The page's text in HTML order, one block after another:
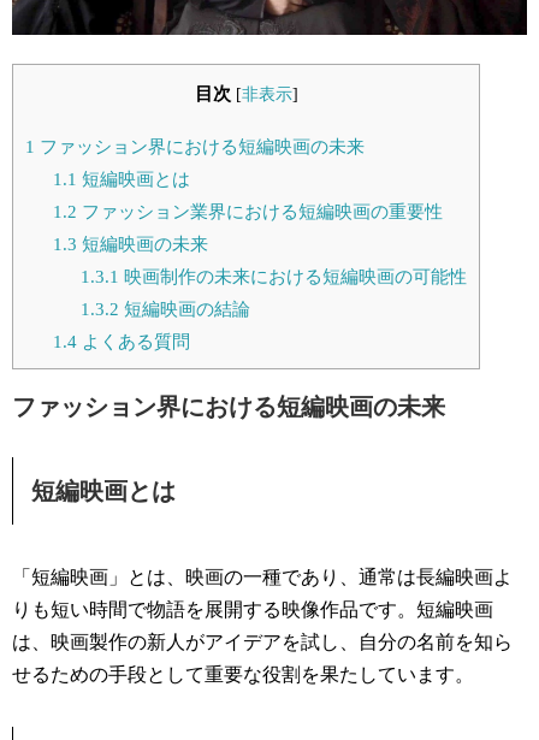
目次 [非表示]
1 ファッション界における短編映画の未来
1.1 短編映画とは
1.2 ファッション業界における短編映画の重要性
1.3 短編映画の未来
1.3.1 映画制作の未来における短編映画の可能性
1.3.2 短編映画の結論
1.4よくある質問
ファッション界における短編映画の未来
短編映画とは
「短編映画」とは、映画の一種であり、通常は長編映画よ
りも短い時間で物語を展開する映像作品です。短編映画
は、映画製作の新人がアイデアを試し、自分の名前を知ら
せるための手段として重要な役割を果たしています。